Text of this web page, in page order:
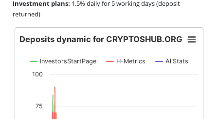
Investment plans: 1.5% daily for 5 working days (deposit
returned)
Deposits dynamic for CRYPTOSHUB.ORG
InvestorsStartPage H-Metrics AllStats
75
100